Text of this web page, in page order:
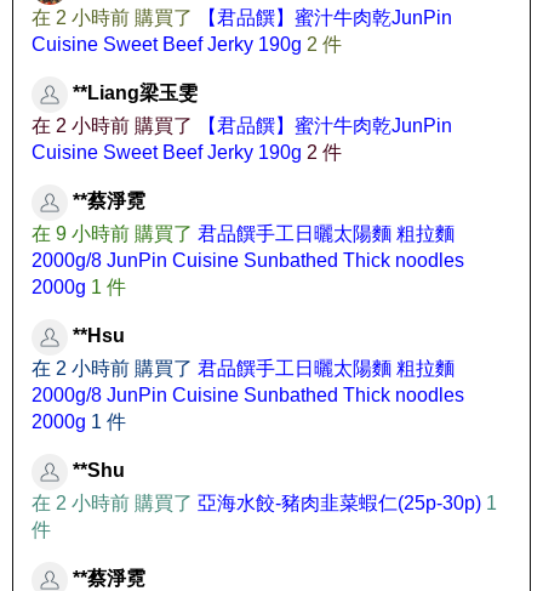
在 2 小時前 購買了
【君品饌】蜜汁牛肉乾JunPin
Cuisine Sweet Beef Jerky 190g 2 件
**Liang梁玉雯
在 2 小時前 購買了
【君品饌】蜜汁牛肉乾JunPin
Cuisine Sweet Beef Jerky 190g 2 件
**蔡淨霓
在 9 小時前 購買了 君品饌手工日曬太陽麵 粗拉麵
2000g/8 JunPin Cuisine Sunbathed Thick noodles
2000g 1 件
**Hsu
在 2 小時前 購買了 君品饌手工日曬太陽麵 粗拉麵
2000g/8 JunPin Cuisine Sunbathed Thick noodles
2000g 1 件
**Shu
在 2 小時前 購買了 亞海水餃-豬肉韭菜蝦仁(25p-30p) 1
件
**蔡淨霓